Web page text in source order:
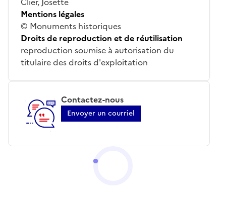
Mentions légales
© Monuments historiques
Droits de reproduction et de réutilisation
reproduction soumise à autorisation du
titulaire des droits d'exploitation
Contactez-nous
Envoyer un courriel